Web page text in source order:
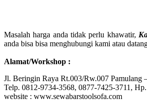
Masalah harga anda tidak perlu khawatir,
anda bisa bisa menghubungi kami atau
Alamat/Workshop :
Jl. Beringin Raya Rt.003/Rw.007 Pamulang
Telp. 0812-9734-3568, 0877-7425-3711,
website : www.sewabarstoolsofa.com